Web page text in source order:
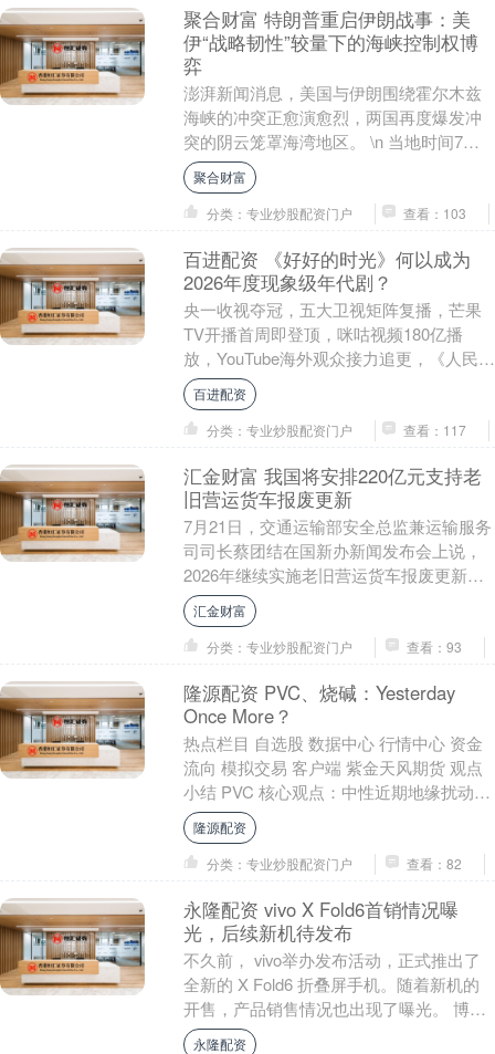
聚合财富 特朗普重启伊朗战事：美
伊“战略韧性”较量下的海峡控制权博
弈
澎湃新闻消息，美国与伊朗围绕霍尔木兹
海峡的冲突正愈演愈烈，两国再度爆发冲
突的阴云笼罩海湾地区。 \n 当地时间7月
13日，美国中央司令部表示，在总统特朗
普指示下....
聚合财富
分类：专业炒股配资门户
查看：103
百进配资 《好好的时光》何以成为
2026年度现象级年代剧？
央一收视夺冠，五大卫视矩阵复播，芒果
TV开播首周即登顶，咪咕视频180亿播
放，YouTube海外观众接力追更，《人民日
报》撰文点赞，MyDramaList稳获7....
百进配资
分类：专业炒股配资门户
查看：117
汇金财富 我国将安排220亿元支持老
旧营运货车报废更新
7月21日，交通运输部安全总监兼运输服务
司司长蔡团结在国新办新闻发布会上说，
2026年继续实施老旧营运货车报废更新行
动，安排220亿元超长期特别国债支持老旧
营运....
汇金财富
分类：专业炒股配资门户
查看：93
隆源配资 PVC、烧碱：Yesterday
Once More？
热点栏目 自选股 数据中心 行情中心 资金
流向 模拟交易 客户端 紫金天风期货 观点
小结 PVC 核心观点：中性近期地缘扰动，
原油、乙烯及出口fob价格抬升，推....
隆源配资
分类：专业炒股配资门户
查看：82
永隆配资 vivo X Fold6首销情况曝
光，后续新机待发布
不久前， vivo举办发布活动，正式推出了
全新的 X Fold6 折叠屏手机。随着新机的
开售，产品销售情况也出现了曝光。 博主
@RD观测 的数据显示，以首销当日....
永隆配资